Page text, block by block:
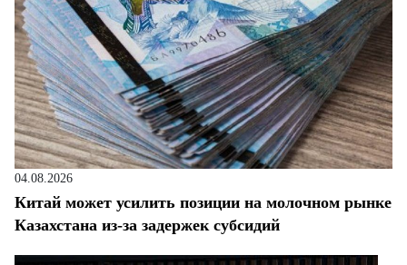
04.08.2026
Китай может усилить позиции на молочном рынке
Казахстана из-за задержек субсидий